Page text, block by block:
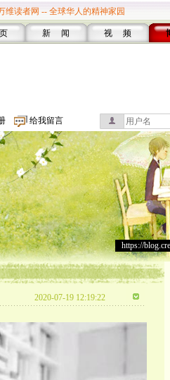
维读者网 -- 全球华人的精神家园
新 闻 视 频
给我留言
https://
2020-07-19 12:19:22